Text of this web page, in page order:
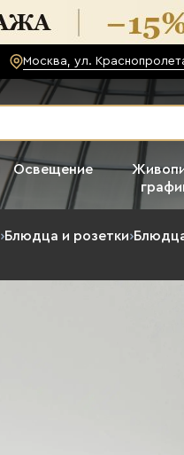
Москва, ул.
Освещение
›Блюдца и розетки›